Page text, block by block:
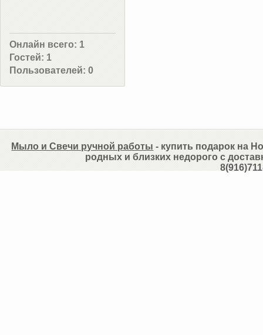
Онлайн всего: 1
Гостей: 1
Пользователей: 0
Мыло и Свечи ручной работы - купить подарок на
родных и близких недорого с